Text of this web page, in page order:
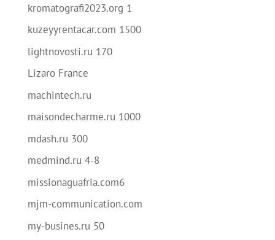
kromatografi2023.org 1
kuzeyyrentacar.com 1500
lightnovosti.ru 170
Lizaro France
machintech.ru
maisondecharme.ru 1000
mdash.ru 300
medmind.ru 4-8
missionaguafria.com6
mjm-communication.com
my-busines.ru 50